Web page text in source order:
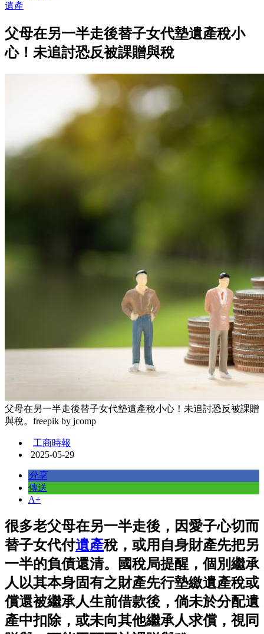
遺產
父母在另一半走後替子女代墊遺產稅小
心！未追討恐反被課贈與稅
父母在另一半走後替子女代墊遺產稅小心！未追討恐反被課贈
與稅。freepik by jcomp
工商時報
2025-05-29
分享
傳送
A+
很多老父母在另一半走後，因愛子心切而
替子女代付遺產稅，或用自身財產先把另
一半的負債還清。國稅局提醒，個別繼承
人以其本身固有之財產先行墊繳遺產稅或
償還被繼承人生前借款後，倘未於分配遺
產中扣除，或未向其他繼承人求償，視同